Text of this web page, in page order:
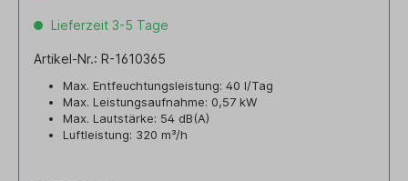
Lieferzeit 3-5 Tage
Artikel-Nr.: R-1610365
Max. Entfeuchtungsleistung: 40 l/Tag
Max. Leistungsaufnahme: 0,57 kW
Max. Lautstärke: 54 dB(A)
Luftleistung: 320 m³/h